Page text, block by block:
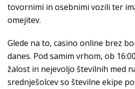
tovornimi in osebnimi vozili ter
omejitev.
Glede na to, casino online brez
danes. Pod samim vrhom, ob
žalost in nejevoljo številnih med
srednješolcev so številne ekipe